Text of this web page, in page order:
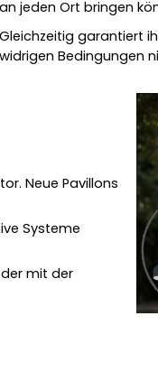
an jeden Ort bringen
Gleichzeitig garantiert
widrigen Bedingungen
Neue Pavillons
Systeme
mit der